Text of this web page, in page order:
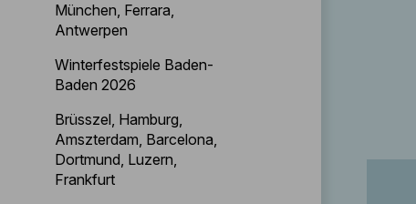
München, Ferrara,
Antwerpen
Winterfestspiele Baden-
Baden 2026
Brüsszel, Hamburg,
Amszterdam, Barcelona,
Dortmund, Luzern,
Frankfurt